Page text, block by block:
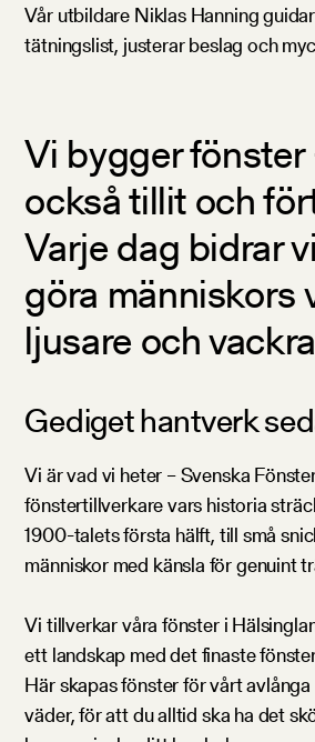
Vår utbildare Niklas Hanning
tätningslist, justerar beslag och
Vi bygger
också tillit och
Varje dag bidrar
göra människors
ljusare och
Gediget hantverk
Vi är vad vi heter – Svenska
fönstertillverkare vars historia
1900-talets första hälft, till små
människor med känsla för genuint
Vi tillverkar våra fönster i
ett landskap med det finaste
Här skapas fönster för vårt
väder, för att du alltid ska ha det